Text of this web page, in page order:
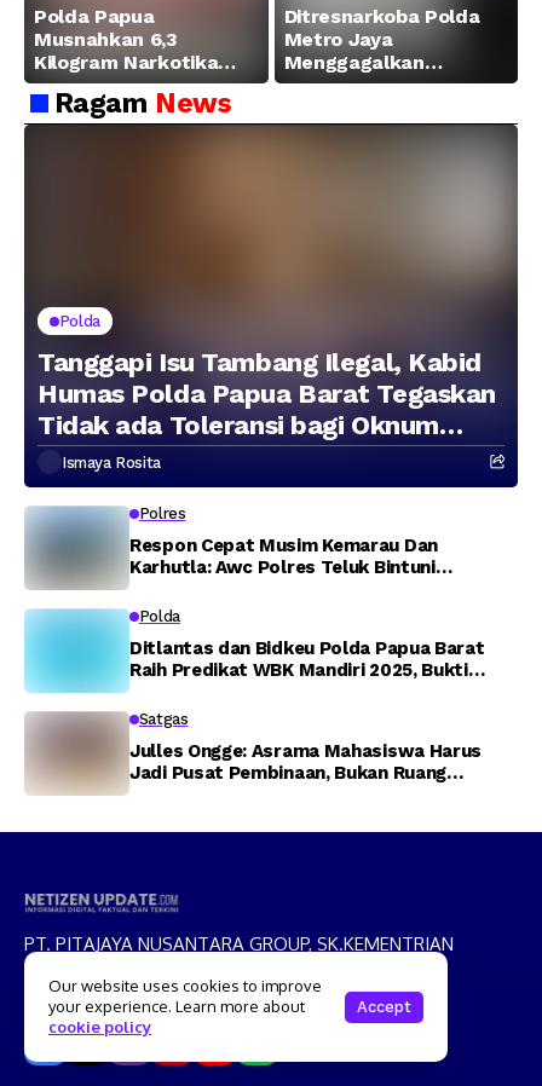
Polda Papua
Musnahkan 6,3
Kilogram Narkotika
Hasil Pengungkapan
Jaringan Lintas
Wilayah Februari 2026
Ditresnarkoba Polda
Metro Jaya
Menggagalkan
Peredaran Sabu 5,3 Kg
Ragam News
Polda
Tanggapi Isu Tambang Ilegal, Kabid
Humas Polda Papua Barat Tegaskan
Tidak ada Toleransi bagi Oknum
Anggota
Ismaya Rosita
Polres
Respon Cepat Musim Kemarau Dan
Karhutla: Awc Polres Teluk Bintuni
Tuasai
Polda
Ditlantas dan Bidkeu Polda Papua Barat
Raih Predikat WBK Mandiri 2025, Bukti
Berintegritas
Satgas
Julles Ongge: Asrama Mahasiswa Harus
Jadi Pusat Pembinaan, Bukan Ruang
PT. PITAJAYA NUSANTARA GROUP, SK.KEMENTRIAN
HUKUM REPUBLIK INDONESIA NOMOR : AHU-
029577.AH.01.30.TAHUN 2025,
Our website uses cookies to improve
your experience. Learn more about
cookie policy
Accept